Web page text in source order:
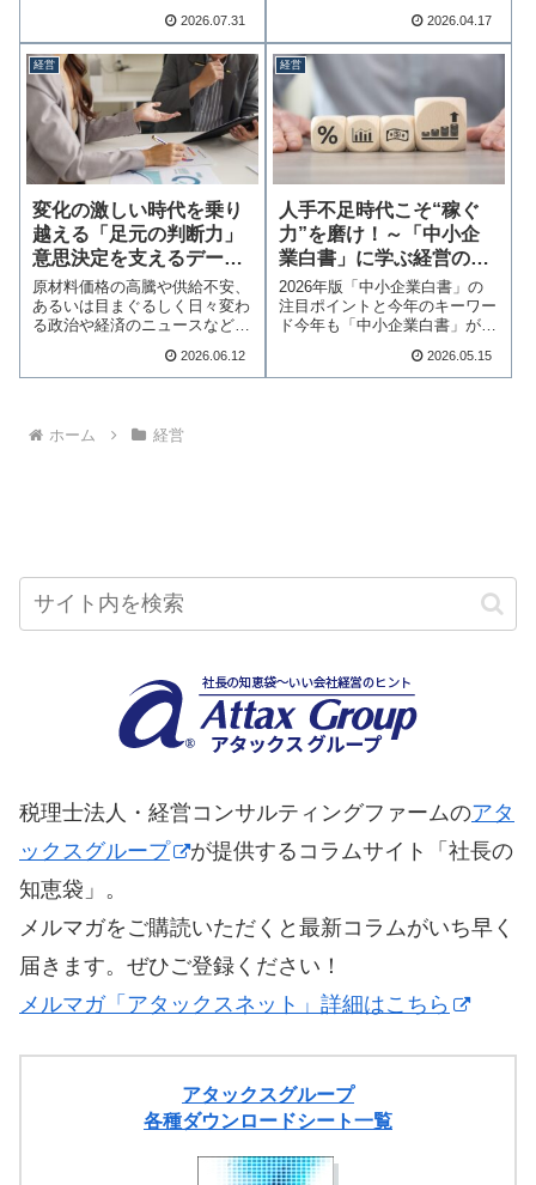
2026.07.31 2026.04.17
経営
変化の激しい時代を乗り
越える「足元の判断力」
意思決定を支えるデータ
の解像度を上げる！
原材料価格の高騰や供給不安、
あるいは目まぐるしく日々変わ
る政治や経済のニュースなど、
2026.06.12
経営
人手不足時代こそ“稼ぐ
力”を磨け！～「中小企
業白書」に学ぶ経営の打
ち手～
2026年版「中小企業白書」の
注目ポイントと今年のキーワー
ド今年も「中小企業白書」が公
2026.05.15
ホーム 経営
税理士法人・経営コンサルティングファームのアタ
ックスグループ
が提供するコラムサイト「社長の
知恵袋」。
メルマガをご購読いただくと最新コラムがいち早く
届きます。ぜひご登録ください！
メルマガ「アタックスネット」詳細はこちら
アタックスグループ
各種ダウンロードシート一覧